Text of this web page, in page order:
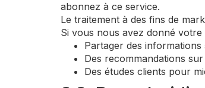
abonnez à ce service.
Le traitement à des fins de
Si vous nous avez donné
Partager des
Des recommandations
Des études clients pour